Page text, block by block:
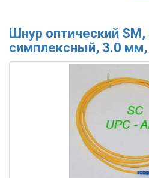
Шнур оптический SM,
симплексный, 3.0